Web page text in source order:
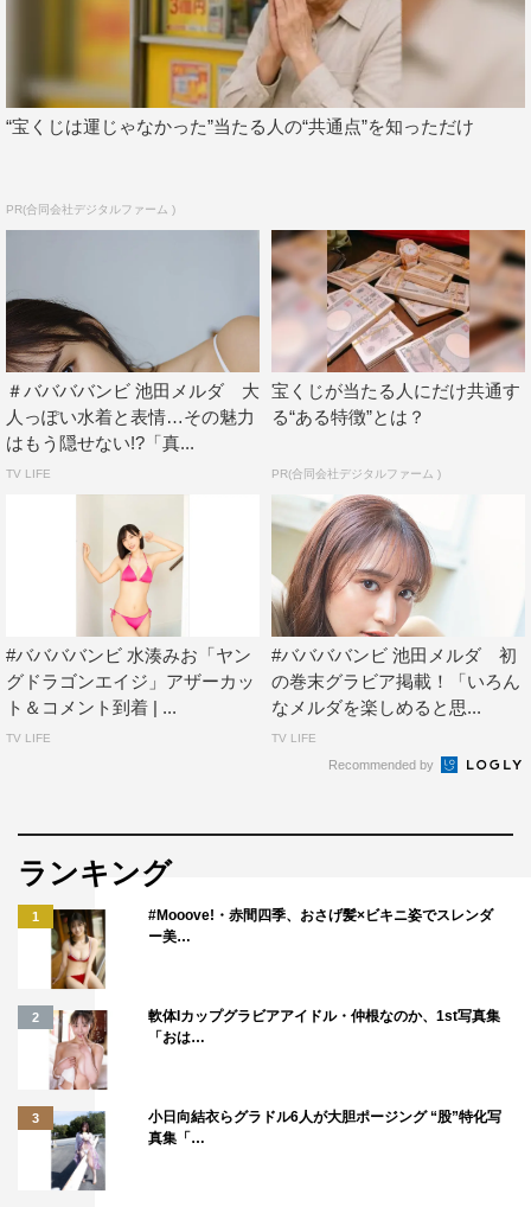
見れるんじゃないかなと思うので、ぜひそこをみんなには
見て頂きたいなと思います！
やはり最初はすごく緊張していてガチガチだったんですけ
ど、スタッフさんが1年前の私をすごく覚えてくださって
ることができました！ 緊張が少し混じったメルダにもぜ
ひ注目して見て頂きたいです（笑）。
◆10月21日にチケット完売の中で開催された中野サンプ
ラザワンマンに向けて、リハーサルなどはどれくらいの期
間行いましたか？
吉沢：約1か月くらいは集中的に行いました。中野サンプ
ラザに本気で挑むために、全員で毎日ミーティングやレッ
スンを重ねていました。みんな毎日一生懸命だったので、
長いようで短かったです。無事に終えて一件落着の気持ち
池田：1か月前あたりから集中的に新曲のレッスンなども
含めてはしていたのですが、全体の通しやリハーサルだっ
たり、既存曲の確認などの長時間レッスンは1〜2週間前ぐ
らいからしてました！
でも私自身、ダンスに苦手意識があって、もっと頑張らな
きゃ…！ となっていたのでそれより前から1人でおうちで
（笑）。
終わって1週間経って改めて振り返ると、すごく楽しすぎ
ました…。今回2時間ちょっとライブをしたのですが、体
感時間10分ぐらいの気持ちでした…！
ごく大好きで、今回も会場で一緒に楽しんでくれるみん
な、配信でたくさんパワー届けてくれたみんながいるか
くて大変なことになったけど、それでもこの瞬間を思いっ
きり馬鹿騒ぎできて楽しむことができたんだなって思いま
した！ 私にとってまた1つ最高の思い出ができまし
“宝くじは運じゃなかった”当たる人の“共通点”を知っただけ
PR(合同会社デジタルファーム )
＃ババババンビ 池田メルダ 大
人っぽい水着と表情…その魅力
はもう隠せない!?「真...
TV LIFE
宝くじが当たる人にだけ共通す
る“ある特徴”とは？
PR(合同会社デジタルファーム )
#ババババンビ 水湊みお「ヤン
グドラゴンエイジ」アザーカッ
ト＆コメント到着 | ...
TV LIFE
#ババババンビ 池田メルダ 初
の巻末グラビア掲載！「いろん
なメルダを楽しめると思...
TV LIFE
Recommended by
ランキング
1
#Mooove!・赤間四季、おさげ髪×ビキニ姿でスレンダ
ー美…
2
軟体Iカップグラビアアイドル・仲根なのか、1st写真集
「おは…
3
小日向結衣らグラドル6人が大胆ポージング “股”特化写
真集「…